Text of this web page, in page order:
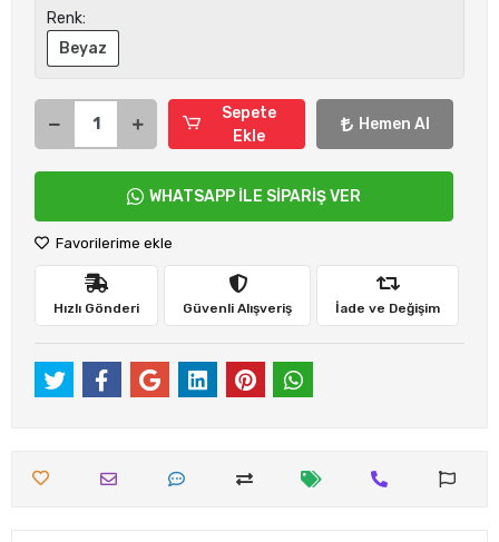
Renk:
Beyaz
Sepete
Ekle
Hemen Al
WHATSAPP İLE SİPARİŞ VER
Favorilerime ekle
Hızlı Gönderi Güvenli Alışveriş İade ve Değişim